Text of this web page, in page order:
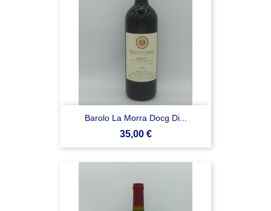
Barolo La Morra Docg Di...
Prezzo
35,00 €